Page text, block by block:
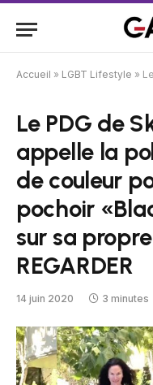
Accueil » LGBT Lifestyle » Le
Le PDG de
appelle la
de couleur
pochoir
sur sa
REGARDER
14 juin 2020 3 minutes